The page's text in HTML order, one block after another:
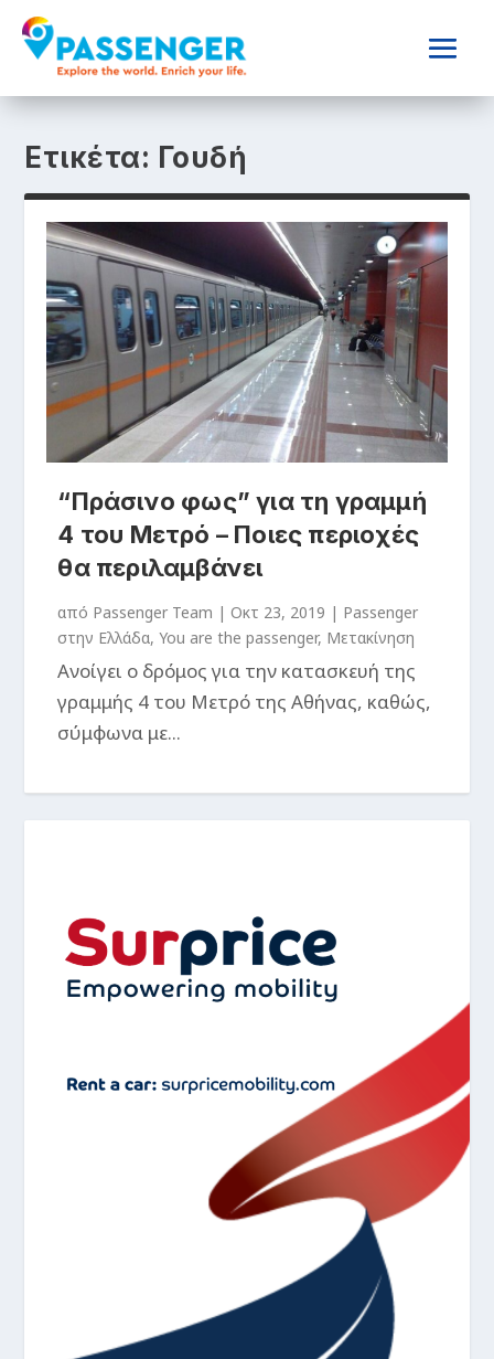
Ετικέτα: Γουδή
“Πράσινο φως” για τη γραμμή
4 του Μετρό – Ποιες περιοχές
θα περιλαμβάνει
από Passenger Team |Οκτ 23, 2019 | Passenger
στην Ελλάδα,You are the passenger, Μετακίνηση
Ανοίγει ο δρόμος για την κατασκευή της
γραμμής 4 του Μετρό της Αθήνας, καθώς,
σύμφωνα με...